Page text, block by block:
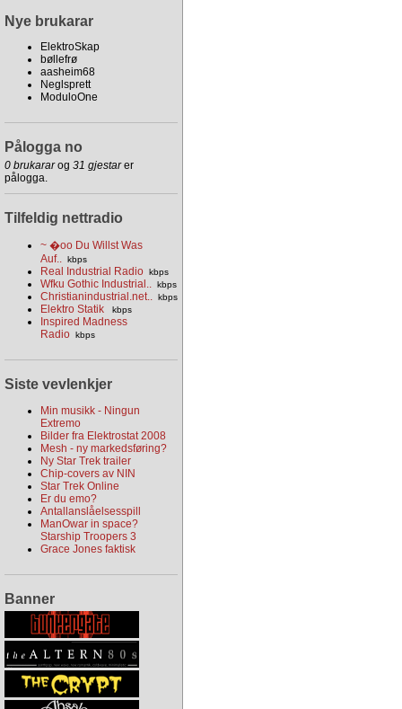
Nye brukarar
ElektroSkap
bøllefrø
aasheim68
Neglsprett
ModuloOne
Pålogga no
0 brukararog 31 gjestarer
pålogga.
Tilfeldig nettradio
~ �oo Du Willst Was
Auf.. kbps
Real Industrial Radio kbps
Wfku Gothic Industrial.. kbps
Christianindustrial.net.. kbps
Elektro Statik kbps
Inspired Madness
Radio kbps
Siste vevlenkjer
Min musikk - Ningun
Extremo
Bilder fra Elektrostat 2008
Mesh - ny markedsføring?
Ny Star Trek trailer
Chip-covers av NIN
Star Trek Online
Er du emo?
Antallanslåelsesspill
ManOwar in space?
Starship Troopers 3
Grace Jones faktisk
Banner